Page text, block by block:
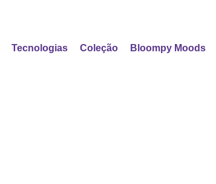
Tecnologias Coleção Bloompy Moods